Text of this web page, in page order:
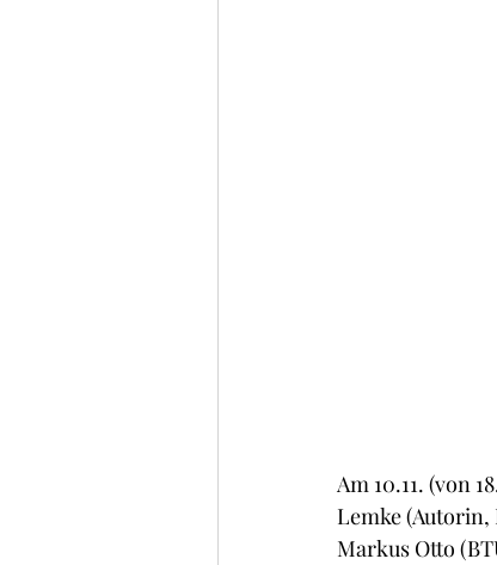
Am 10.11. (von
Lemke
Markus Otto